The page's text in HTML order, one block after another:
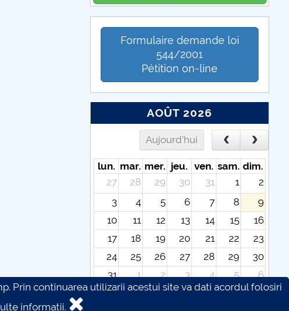
Formulaire demande loi
544/2001
Pétition on-line
AOÛT 2026
Aujourd'hui
lun. mar. mer. jeu. ven. sam. dim.
27
28 29 30 31 1
2
3
4 5 6 7 8
9
10
11 12 13 14 15
16
17
18 19 20 21 22
23
24
25 26 27 28 29
30
31
1 2 3 4 5
6
Prin continuarea utilizarii acestui site va dati acordul folosiri
informatii.